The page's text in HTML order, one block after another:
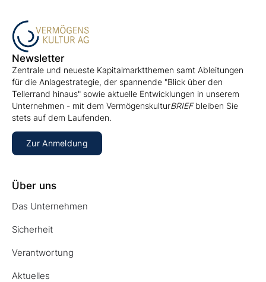
Newsletter
Zentrale und neueste Kapitalmarktthemen samt Ableitungen
für die Anlagestrategie, der spannende "Blick über den
Tellerrand hinaus" sowie aktuelle Entwicklungen in unserem
Unternehmen - mit dem VermögenskulturBRIEFbleiben Sie
stets auf dem Laufenden.
Zur Anmeldung
Über uns
Das Unternehmen
Sicherheit
Verantwortung
Aktuelles